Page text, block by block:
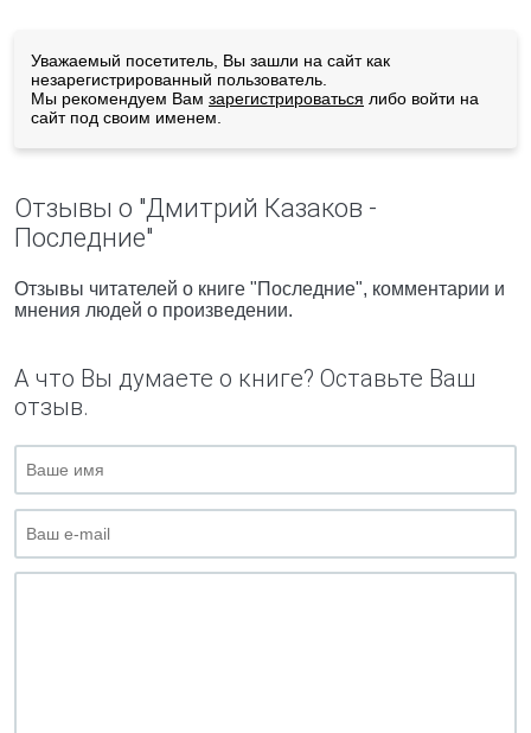
Уважаемый посетитель, Вы зашли на сайт как
незарегистрированный пользователь.
Мы рекомендуем Вам зарегистрироваться либо войти на
сайт под своим именем.
Отзывы о "Дмитрий Казаков -
Последние"
Отзывы читателей о книге "Последние", комментарии и
мнения людей о произведении.
А что Вы думаете о книге? Оставьте Ваш
отзыв.